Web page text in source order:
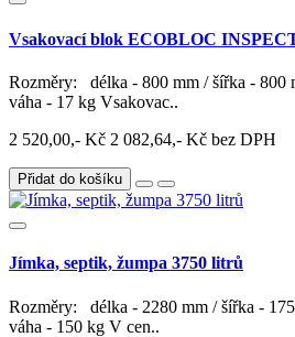
Vsakovací blok ECOBLOC
Rozměry: délka - 800 mm / šířka - 800
váha - 17 kg Vsakovac..
2 520,00,- Kč 2 082,64,- Kč bez DPH
Přidat do košíku
Jímka, septik, žumpa 3750 litrů
Rozměry: délka - 2280 mm / šířka -
váha - 150 kg V cen..